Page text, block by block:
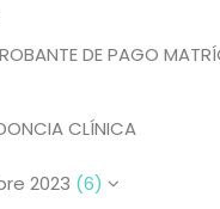
DE PAGO
CLÍNICA
2023 (6)